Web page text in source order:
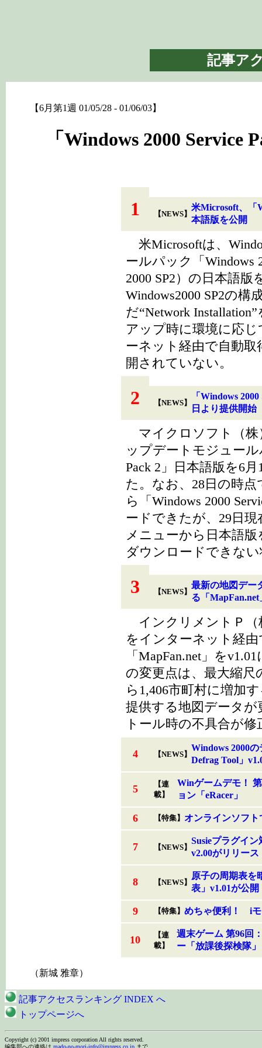
記事ア
【6月第1週 01/05/28 - 01/06/03】
「Windows 2000
1 【NEWS】
米Microsoft、「
本語版を公開
米Microsoftは、
ールパック「Windows
2000 SP2）の日本語
Windows2000 SP2の
だ“Network
アップ時に環境に応
ーネット経由で自動取
開されていない。
2 【NEWS】
「Windows
日より提供開始
マイクロソフト（株
ップデートモジュール
Pack 2」日本語版を6
た。なお、28日の時点
ら「Windows 2000
ードできたが、29日
メニューから日本語
ダウンロードできな
3 【NEWS】
最新の地図デー
る「MapFan.net
インクリメントＰ（
をインターネット経
「MapFan.net」を
の変更点は、最大縮尺
ら1,406市町村に増加
提供する地図データ
トール時の不具合が
4 【NEWS】
Windows 2000
Defrag Tool」
5
【連
載】
Winゲームデモ！
ョン「eRacer」
6 【特集】 オンラインソフ
7 【NEWS】
Susieプラグイ
v2.00がリリース
8 【NEWS】
原子の周期表を
表」v1.01が公開
9 【特集】 めちゃ便利！ iモ
10
【連
載】
週末ゲーム 第96回
ー「放課後探検隊」
（新城 雅章）
記事アクセスランキング INDEX へ
トップページへ
Copyright (c) 2001 impress corporation All rights reserved.
編集部への連絡は mado-no-mori-info@impress.co.jp まで